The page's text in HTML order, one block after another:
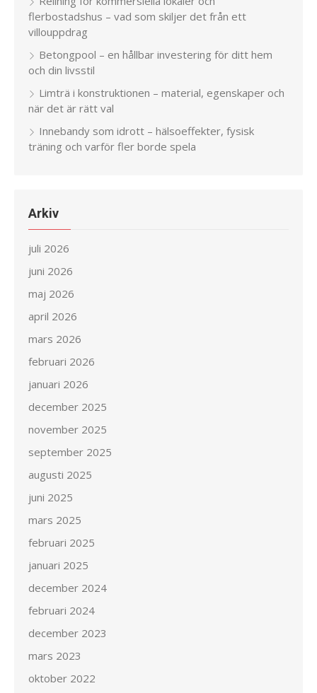
flerbostadshus – vad som skiljer det från ett
villouppdrag
Betongpool – en hållbar investering för ditt hem
och din livsstil
Limträ i konstruktionen – material, egenskaper och
när det är rätt val
Innebandy som idrott – hälsoeffekter, fysisk
träning och varför fler borde spela
Arkiv
juli 2026
juni 2026
maj 2026
april 2026
mars 2026
februari 2026
januari 2026
december 2025
november 2025
september 2025
augusti 2025
juni 2025
mars 2025
februari 2025
januari 2025
december 2024
februari 2024
december 2023
mars 2023
oktober 2022